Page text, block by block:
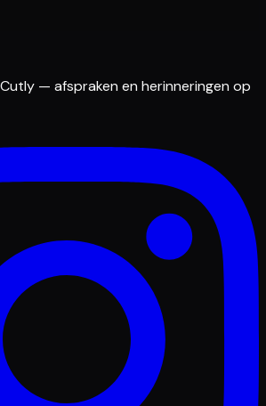
— afspraken en herinneringen op